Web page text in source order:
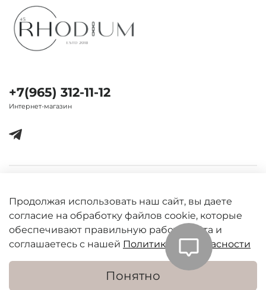
+7(965) 312-11-12
Интернет-магазин
Продолжая использовать наш сайт, вы даете
согласие на обработку файлов cookie, которые
обеспечивают правильную работу сайта и
соглашаетесь с нашей Политикой безопасности
Понятно